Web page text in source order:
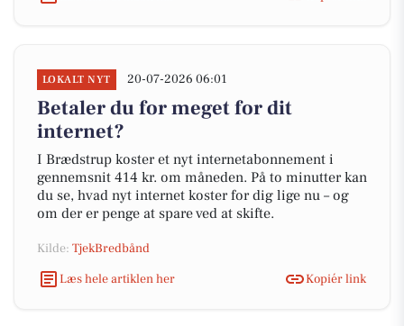
LOKALT NYT 20-07-2026 06:01
Betaler du for meget for dit
internet?
I Brædstrup koster et nyt internetabonnement i
gennemsnit 414 kr. om måneden. På to minutter kan
du se, hvad nyt internet koster for dig lige nu – og
om der er penge at spare ved at skifte.
Kilde: TjekBredbånd
Læs hele artiklen her
Kopiér link